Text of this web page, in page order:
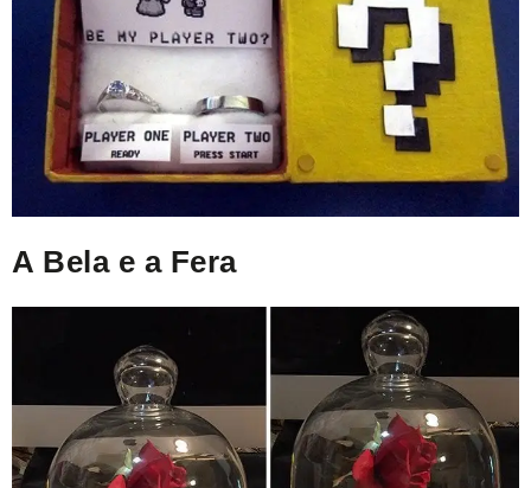
A Bela e a Fera